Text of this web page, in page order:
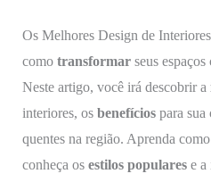
Os Melhores Design de
como transformarseus
Neste artigo, você irá descobrir a
interiores, os benefíciospara sua
quentes na região. Aprenda como
conheça os estilos popularese a